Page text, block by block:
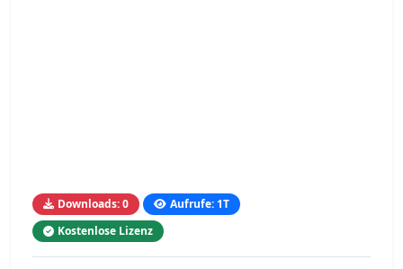
Downloads: 0
Aufrufe: 1T
Kostenlose Lizenz